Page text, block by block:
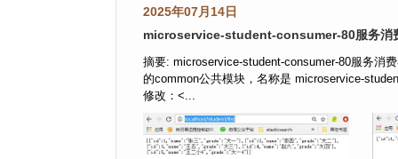
2025年07月14日
microservice-student-consumer-80服务消
摘要: microservice-student-consumer-80服务消
的common公共模块，名称是 microservice-
修改：<...